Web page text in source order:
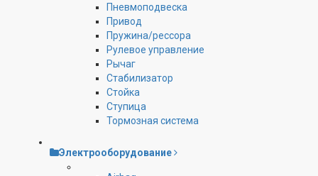
Пневмоподвеска
Привод
Пружина/рессора
Рулевое управление
Рычаг
Стабилизатор
Стойка
Ступица
Тормозная система
Электрооборудование